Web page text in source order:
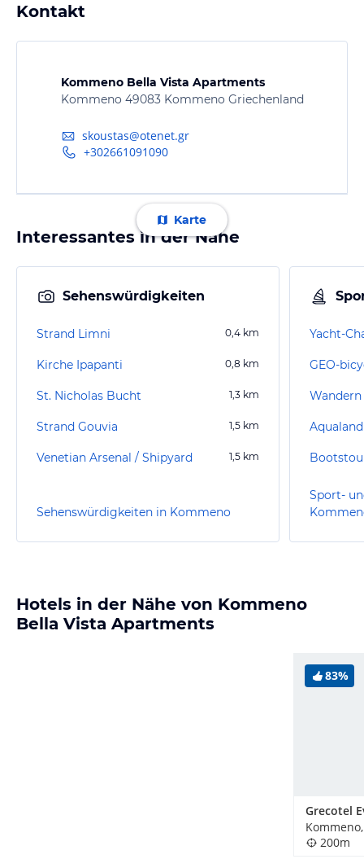
Kontakt
Kommeno Bella Vista Apartments
Kommeno 49083 Kommeno Griechenland
skoustas@otenet.gr
+302661091090
Karte
Interessantes in der Nähe
Sehenswürdigkeiten
Strand Limni 0,4 km
Kirche Ipapanti 0,8 km
St. Nicholas Bucht 1,3 km
Strand Gouvia 1,5 km
Venetian Arsenal / Shipyard 1,5 km
Sehenswürdigkeiten in Kommeno
Yacht-
GEO-
Aqualand
Sport-
Hotels in der Nähe von Kommeno
Bella Vista Apartments
83%
200m